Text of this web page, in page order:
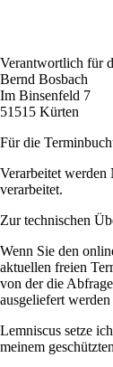
Verantwortlich für
Bernd Bosbach
Im Binsenfeld 7
51515 Kürten
Für die
Verarbeitet werden
verarbeitet.
Zur technischen
Wenn Sie den
aktuellen freien
von der die
ausgeliefert
Lemniscus setze
meinem